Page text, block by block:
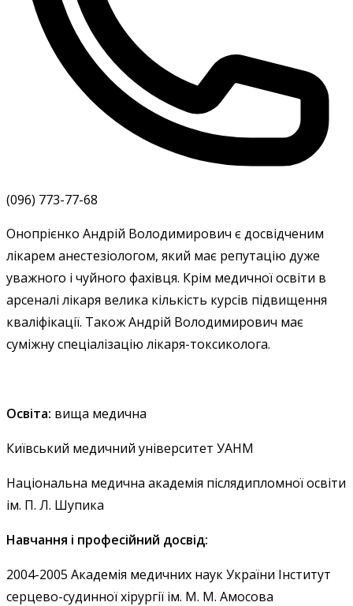
(096) 773-77-68
Онопрієнко Андрій Володимирович є досвідченим
лікарем анестезіологом, який має репутацію дуже
уважного і чуйного фахівця. Крім медичної освіти в
арсеналі лікаря велика кількість курсів підвищення
кваліфікації. Також Андрій Володимирович має
суміжну спеціалізацію лікаря-токсиколога.
Освіта: вища медична
Київський медичний університет УАНМ
Національна медична академія післядипломної освіти
ім. П. Л. Шупика
Навчання і професійний досвід:
2004-2005 Академія медичних наук України Інститут
серцево-судинної хірургії ім. М. М. Амосова